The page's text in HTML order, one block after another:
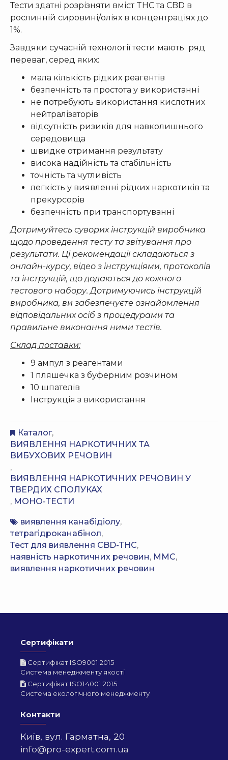
Тести здатні розрізняти вміст THC та СBD в
рослинній сировині/оліях в концентраціях до
1%.
Завдяки сучасній технології тести мають ряд
переваг, серед яких:
мала кількість рідких реагентів
безпечність та простота у використанні
не потребують використання кислотних
нейтралізаторів
відсутність ризиків для навколишнього
середовища
швидке отримання результату
висока надійність та стабільність
точність та чутливість
легкість у виявленні рідких наркотиків та
прекурсорів
безпечність при транспортуванні
Дотримуйтесь суворих інструкцій виробника
щодо проведення тесту та звітування про
результати. Ці рекомендації складаються з
онлайн-курсу, відео з інструкціями, протоколів
та інструкцій, що додаються до кожного
тестового набору. Дотримуючись інструкцій
виробника, ви забезпечуєте ознайомлення
відповідальних осіб з процедурами та
правильне виконання ними тестів.
Склад поставки:
9 ампул з реагентами
1 пляшечка з буферним розчином
10 шпателів
Інструкція з використання
Каталог,
ВИЯВЛЕННЯ НАРКОТИЧНИХ ТА
ВИБУХОВИХ РЕЧОВИН
,
ВИЯВЛЕННЯ НАРКОТИЧНИХ РЕЧОВИН У
ТВЕРДИХ СПОЛУКАХ
, МОНО-ТЕСТИ
виявлення канабідіолу,
тетрагідроканабінол,
Тест для виявлення CBD-THC,
наявність наркотичних речовин, MMC,
виявлення наркотичних речовин
Сертифікати
Сертифікат ISO9001:2015
Система менеджменту якості
Сертифікат ISO14001:2015
Система екологічного менеджменту
Контакти
Київ, вул. Гарматна, 20
info@pro-expert.com.ua